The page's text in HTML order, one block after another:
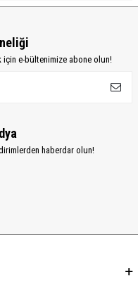
için e-bültenimize abone olun!
haberdar olun!